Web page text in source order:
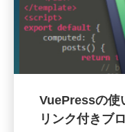
VuePressの使
リンク付きブ